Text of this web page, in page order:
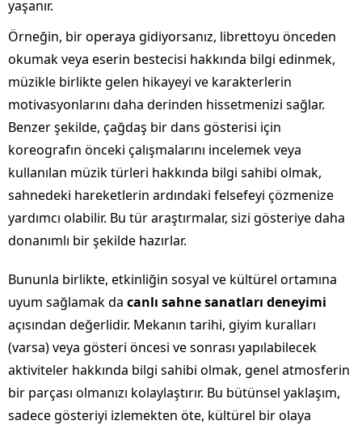
yaşanır.
Örneğin, bir operaya gidiyorsanız, librettoyu önceden
okumak veya eserin bestecisi hakkında bilgi edinmek,
müzikle birlikte gelen hikayeyi ve karakterlerin
motivasyonlarını daha derinden hissetmenizi sağlar.
Benzer şekilde, çağdaş bir dans gösterisi için
koreografın önceki çalışmalarını incelemek veya
kullanılan müzik türleri hakkında bilgi sahibi olmak,
sahnedeki hareketlerin ardındaki felsefeyi çözmenize
yardımcı olabilir. Bu tür araştırmalar, sizi gösteriye daha
donanımlı bir şekilde hazırlar.
Bununla birlikte, etkinliğin sosyal ve kültürel ortamına
uyum sağlamak da canlı sahne sanatları deneyimi
açısından değerlidir. Mekanın tarihi, giyim kuralları
(varsa) veya gösteri öncesi ve sonrası yapılabilecek
aktiviteler hakkında bilgi sahibi olmak, genel atmosferin
bir parçası olmanızı kolaylaştırır. Bu bütünsel yaklaşım,
sadece gösteriyi izlemekten öte, kültürel bir olaya